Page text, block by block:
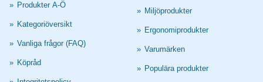
» Produkter A-Ö
» Kategoriöversikt
» Vanliga frågor (FAQ)
» Köpråd
» Miljöprodukter
» Ergonomiprodukter
» Varumärken
» Populära produkter